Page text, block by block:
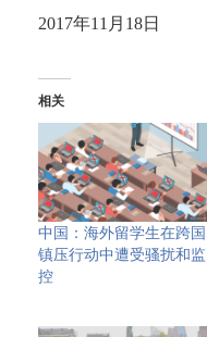
2017年11月 18日
相关
中国：海外留学生在跨国
镇压行动中遭受骚扰和监
控